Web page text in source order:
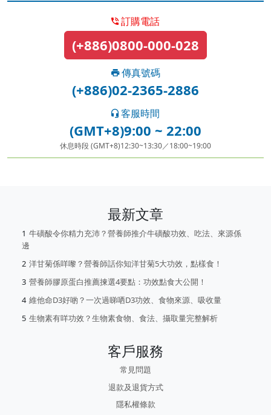
訂購電話
(+886)0800-000-028
傳真號碼
(+886)02-2365-2886
客服時間
(GMT+8)9:00 ~ 22:00
休息時段 (GMT+8)12:30~13:30／18:00~19:00
最新文章
牛磺酸令你精力充沛？營養師推介牛磺酸功效、吃法、來源係
邊
洋甘菊係咩嚟？營養師話你知洋甘菊5大功效，點樣食！
營養師膠原蛋白推薦揀選4要點：功效點食大公開！
維他命D3好啲？一次過睇哂D3功效、食物來源、吸收量
生物素有咩功效？生物素食物、食法、攝取量完整解析
客戶服務
常見問題
退款及退貨方式
隱私權條款